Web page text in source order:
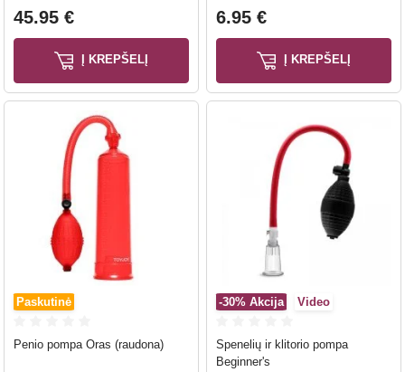
45.95 €
Į KREPŠELĮ
6.95 €
Į KREPŠELĮ
Paskutinė
Penio pompa Oras (raudona)
-30% Akcija Video
Spenelių ir klitorio pompa
Beginner's